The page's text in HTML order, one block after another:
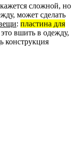
сложной, но
может сделать
: пластина для
вшить в одежду,
конструкция